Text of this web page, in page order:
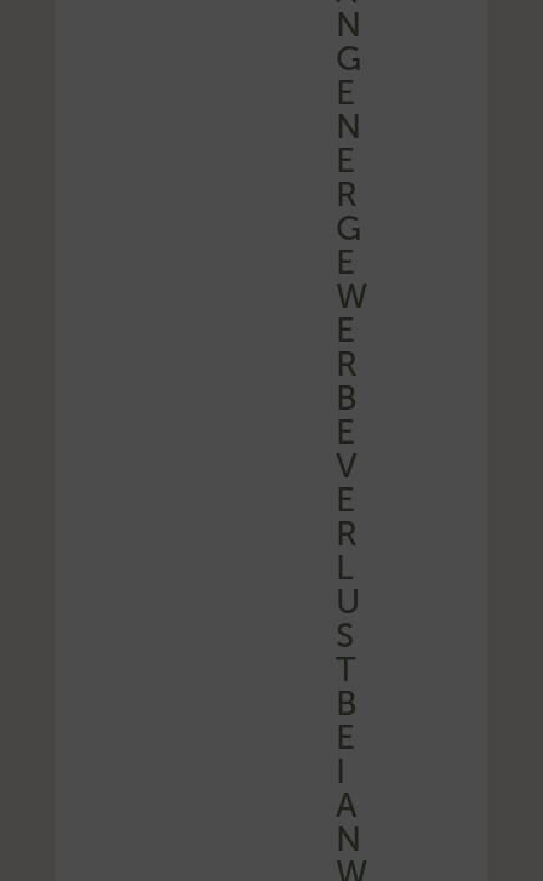
N
G
E
N
E
R
G
E
W
E
R
B
E
V
E
R
L
U
S
T
B
E
I
A
N